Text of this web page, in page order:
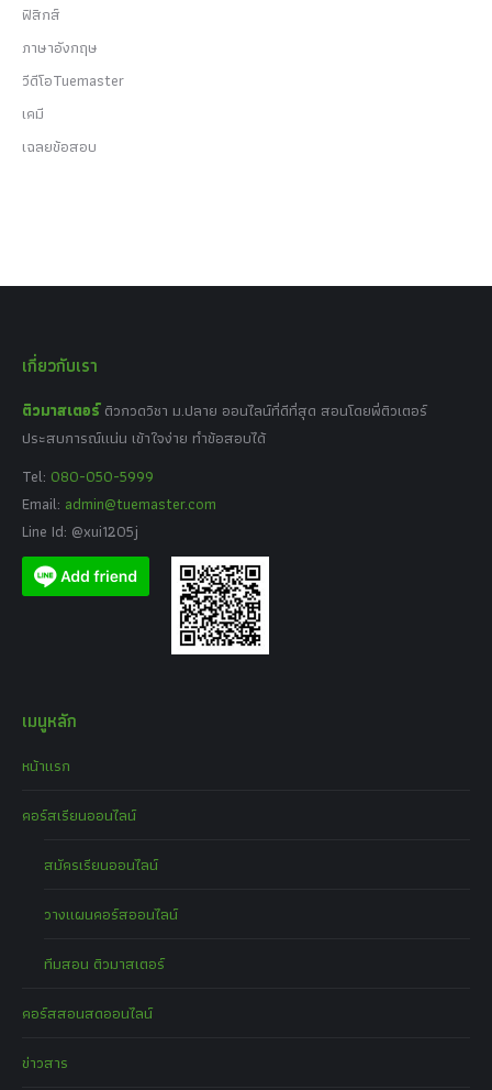
ฟิสิกส์
ภาษาอังกฤษ
วีดีโอTuemaster
เคมี
เฉลยข้อสอบ
เกี่ยวกับเรา
ติวมาสเตอร์ ติวกวดวิชา ม.ปลาย ออนไลน์ที่ดีที่สุด สอนโดยพี่ติวเตอร์
ประสบการณ์แน่น เข้าใจง่าย ทำข้อสอบได้
Tel: 080-050-5999
Email: admin@tuemaster.com
Line Id: @xui1205j
เมนูหลัก
หน้าแรก
คอร์สเรียนออนไลน์
สมัครเรียนออนไลน์
วางแผนคอร์สออนไลน์
ทีมสอน ติวมาสเตอร์
คอร์สสอนสดออนไลน์
ข่าวสาร